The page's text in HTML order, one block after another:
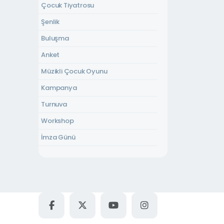
Gazipaşa Kültür Evi
Çocuk Tiyatrosu
Şenlik
Buluşma
Anket
Müzikli Çocuk Oyunu
Kampanya
Turnuva
Workshop
İmza Günü
Çocuk Atölyesi